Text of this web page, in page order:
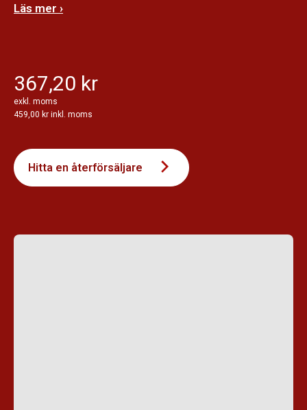
Läs mer ›
367,20 kr
exkl. moms
459,00 kr inkl. moms
Hitta en återförsäljare